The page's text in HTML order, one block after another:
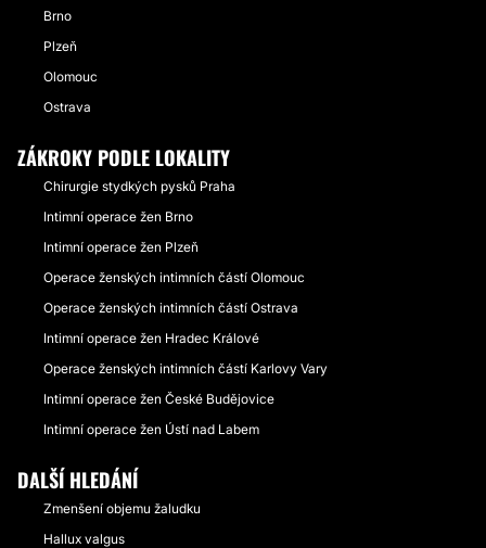
Brno
Plzeň
Olomouc
Ostrava
ZÁKROKY PODLE LOKALITY
Chirurgie stydkých pysků Praha
Intimní operace žen Brno
Intimní operace žen Plzeň
Operace ženských intimních částí Olomouc
Operace ženských intimních částí Ostrava
Intimní operace žen Hradec Králové
Operace ženských intimních částí Karlovy Vary
Intimní operace žen České Budějovice
Intimní operace žen Ústí nad Labem
DALŠÍ HLEDÁNÍ
Zmenšení objemu žaludku
Hallux valgus